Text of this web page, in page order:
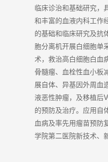
临床诊治和基础研究，
和丰富的血液内科工作
的基础和临床研究及抗
胞分离机开展白细胞单
术，救治高白细胞白血
骨髓瘤、血栓性血小板
展自体、异基因外周血
液恶性肿瘤，及移植后
的预防及治疗。应用自
血病及率先用瘤苗预防
学院第二医院新技术、